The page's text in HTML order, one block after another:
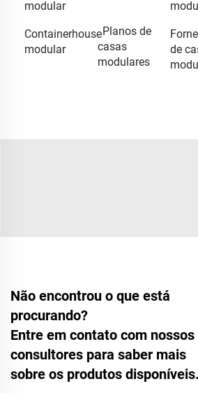
modular
Containerhouse
modular
Planos de
casas
modulares
de
Não encontrou o que está
procurando?
Entre em contato com nossos
consultores para saber mais
sobre os produtos disponíveis.